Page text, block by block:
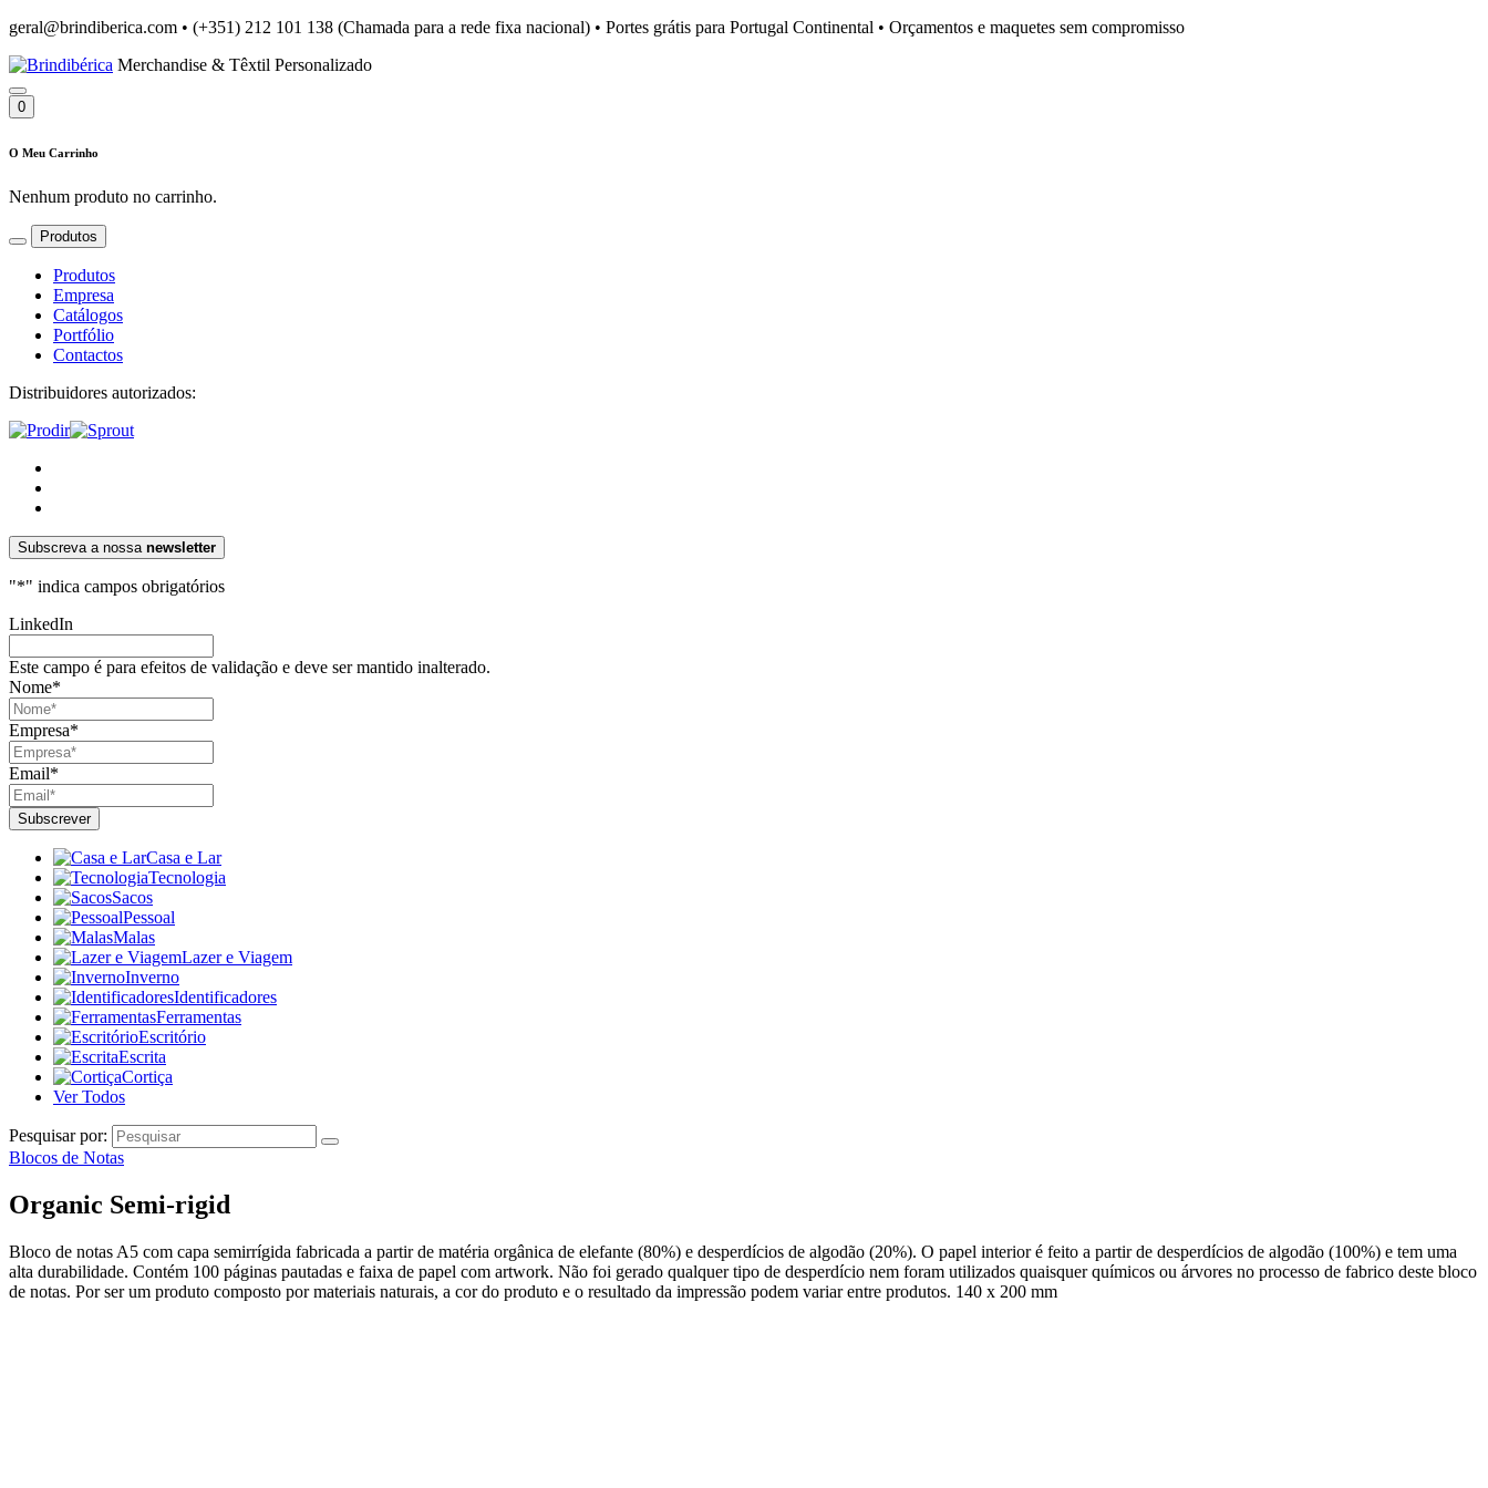
geral@brindiberica.com • (+351) 212 101 138 (Chamada para a rede fixa nacional) • Portes grátis para Portugal Continental • Orçamentos e maquetes sem compromisso
Merchandise & Têxtil Personalizado
0
O Meu Carrinho
Nenhum produto no carrinho.
Produtos
Produtos
Empresa
Catálogos
Portfólio
Contactos
Distribuidores autorizados:
Subscreva a nossa newsletter
"*" indica campos obrigatórios
LinkedIn
Este campo é para efeitos de validação e deve ser mantido inalterado.
Nome*
Empresa*
Email*
Casa e Lar
Tecnologia
Sacos
Pessoal
Malas
Lazer e Viagem
Inverno
Identificadores
Ferramentas
Escritório
Escrita
Cortiça
Ver Todos
Pesquisar por:
Blocos de Notas
Organic Semi-rigid
Bloco de notas A5 com capa semirrígida fabricada a partir de matéria orgânica de elefante (80%) e desperdícios de algodão (20%). O papel interior é feito a partir de desperdícios de algodão (100%) e tem uma
alta durabilidade. Contém 100 páginas pautadas e faixa de papel com artwork. Não foi gerado qualquer tipo de desperdício nem foram utilizados quaisquer químicos ou árvores no processo de fabrico deste bloco
de notas. Por ser um produto composto por materiais naturais, a cor do produto e o resultado da impressão podem variar entre produtos. 140 x 200 mm